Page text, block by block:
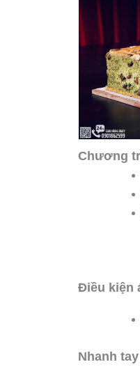
Chương
Điều kiện
Nhanh